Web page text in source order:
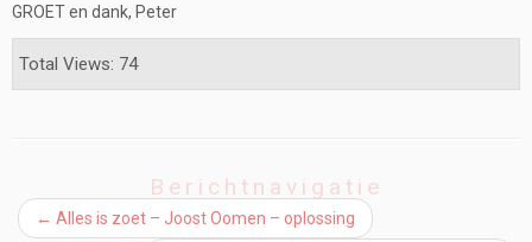
GROET en dank, Peter
Total Views: 74
Berichtnavigatie
← Alles is zoet – Joost Oomen – oplossing